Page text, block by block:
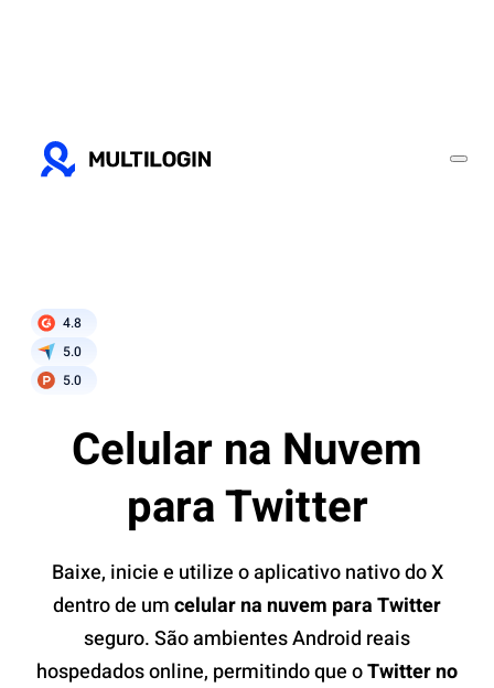
4.8
5.0
5.0
Celular na Nuvem
para Twitter
Baixe, inicie e utilize o aplicativo nativo do X
dentro de umcelular na nuvem para Twitter
seguro. São ambientes Android reais
hospedados online, permitindo que oTwitter no